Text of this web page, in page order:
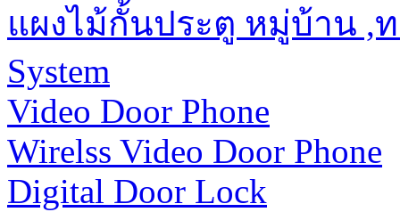
แผงไม้กั้นประตู หมู่บ้าน ,ท
System
Video Door Phone
Wirelss Video Door Phone
Digital Door Lock